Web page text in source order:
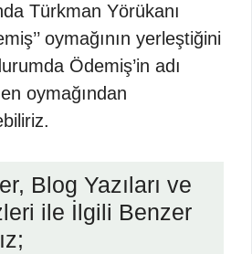
Türkman Yörükanı
oymağının yerleştiğini
Ödemiş’in adı
oymağından
Blog Yazıları ve
ile İlgili Benzer